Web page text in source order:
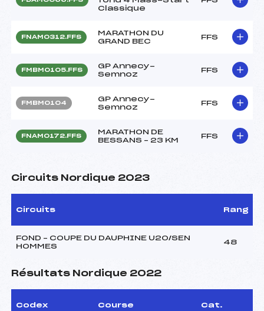
Classique
FNAM0312.FFS
MARATHON DU
GRAND BEC
FFS
FMBM0105.FFS
GP Annecy-
Semnoz
FFS
FMBM0104
GP Annecy-
Semnoz
FFS
FNAM0172.FFS
MARATHON DE
BESSANS – 23 KM
FFS
Circuits Nordique 2023
Circuits Rang
FOND – COUPE DU DAUPHINE U20/SEN
HOMMES
48
Résultats Nordique 2022
Codex Course Cat.